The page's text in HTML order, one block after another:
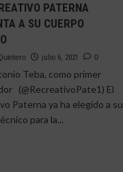
PATERNA
A SU CUERPO
julio 6, 2021 0
Teba, como primer
(@RecreativoPate1) El
Paterna ya ha elegido a su
para la...